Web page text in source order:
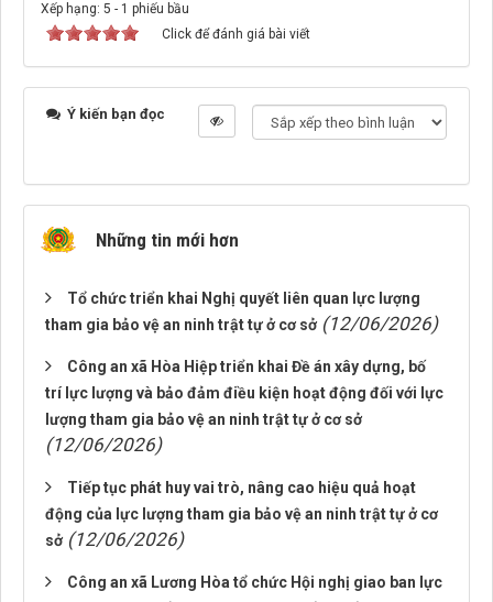
Xếp hạng: 5 - 1 phiếu bầu
Click để đánh giá bài viết
Ý kiến bạn đọc
Những tin mới hơn
Tổ chức triển khai Nghị quyết liên quan lực lượng
tham gia bảo vệ an ninh trật tự ở cơ sở (12/06/2026)
Công an xã Hòa Hiệp triển khai Đề án xây dựng, bố
trí lực lượng và bảo đảm điều kiện hoạt động đối với lực
lượng tham gia bảo vệ an ninh trật tự ở cơ sở
(12/06/2026)
Tiếp tục phát huy vai trò, nâng cao hiệu quả hoạt
động của lực lượng tham gia bảo vệ an ninh trật tự ở cơ
sở (12/06/2026)
Công an xã Lương Hòa tổ chức Hội nghị giao ban lực